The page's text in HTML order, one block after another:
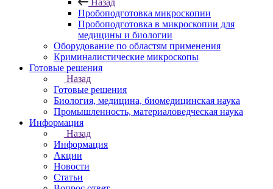
Назад
Пробоподготовка микроскопии
Пробоподготовка в микроскопии для
медицины и биологии
Оборудование по областям применения
Криминалистические микроскопы
Готовые решения
Назад
Готовые решения
Биология, медицина, биомедицинская наука
Промышленность, материаловедческая наука
Информация
Назад
Информация
Акции
Новости
Статьи